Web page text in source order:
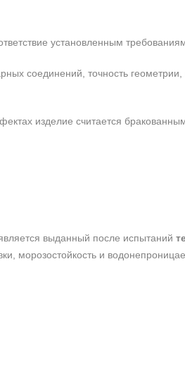
установленным
соединений, точность
изделие считается
выданный после испытаний
морозостойкость и